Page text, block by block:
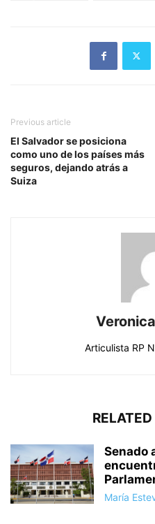
Previous article
El Salvador se posiciona
como uno de los países más
seguros, dejando atrás a
Suiza
Articulista RP
Senado
María